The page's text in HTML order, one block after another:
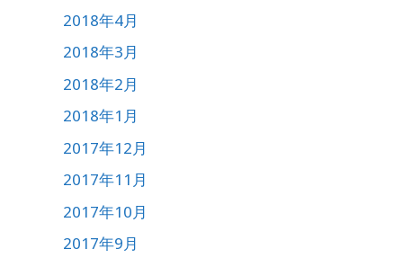
2018年4月
2018年3月
2018年2月
2018年1月
2017年12月
2017年11月
2017年10月
2017年9月